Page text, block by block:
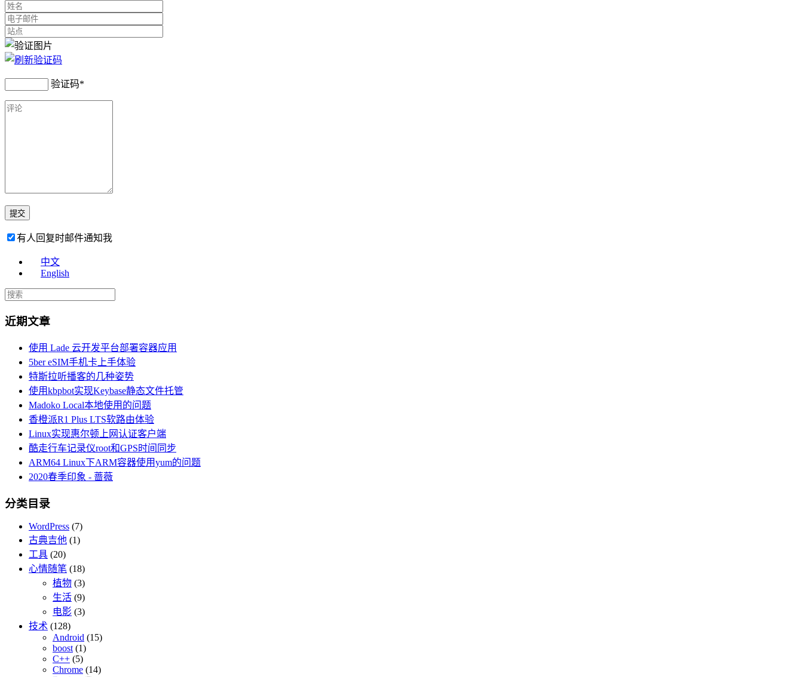
验证码*
有人回复时邮件通知我
中文
English
近期文章
使用 Lade 云开发平台部署容器应用
5ber eSIM手机卡上手体验
特斯拉听播客的几种姿势
使用kbpbot实现Keybase静态文件托管
Madoko Local本地使用的问题
香橙派R1 Plus LTS软路由体验
Linux实现惠尔顿上网认证客户端
酷走行车记录仪root和GPS时间同步
ARM64 Linux下ARM容器使用yum的问题
2020春季印象 - 蔷薇
分类目录
WordPress (7)
古典吉他 (1)
工具 (20)
心情随笔 (18)
植物 (3)
生活 (9)
电影 (3)
技术 (128)
Android (15)
boost (1)
C++ (5)
Chrome (14)